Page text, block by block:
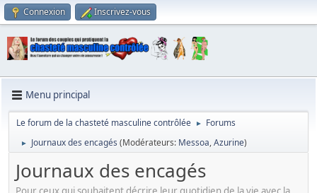
Connexion Inscrivez-vous
Menu principal
Le forum de la chasteté masculine contrôlée ► Forums
► Journaux des encagés (Modérateurs: Messoa,Azurine)
Journaux des encagés